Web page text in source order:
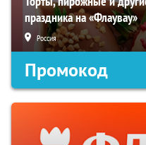
праздника на «Флаувау»
Россия
Промокод